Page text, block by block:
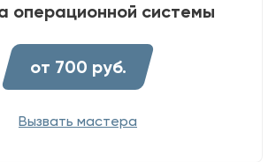
операционной системы
от 700 руб.
Вызвать мастера